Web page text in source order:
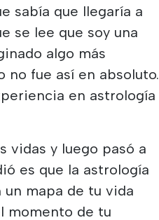
sabía que llegaría a
se lee que soy una
algo más
no fue así en absoluto.
en astrología
vidas y luego pasó a
es que la astrología
mapa de tu vida
momento de tu